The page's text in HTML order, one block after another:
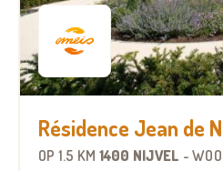
Résidence Jean de
OP 1.5 KM 1400 NIJVEL -